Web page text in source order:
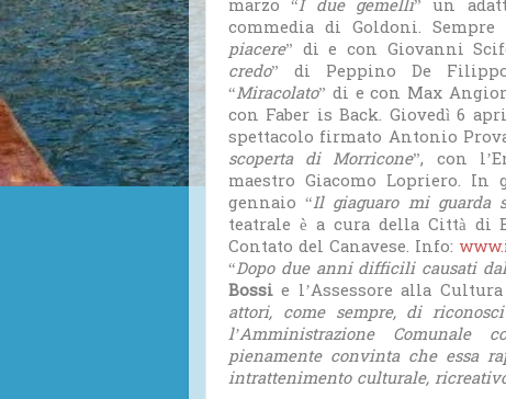
marzo “I due gemelli” un
commedia di Goldoni.
piacere” di e con Giovanni
credo” di Peppino De
“Miracolato” di e con Max
con Faber is Back. Giovedì 6
spettacolo firmato Antonio
scoperta di Morricone”, con
maestro Giacomo Lopriero. In
gennaio “Il giaguaro mi guarda
teatrale è a cura della Città di
Contato del Canavese. Info:
“Dopo due anni difficili causati
Bossie l’Assessore alla Cultura
attori, come sempre, di
l’Amministrazione Comunale
pienamente convinta che essa
intrattenimento culturale,